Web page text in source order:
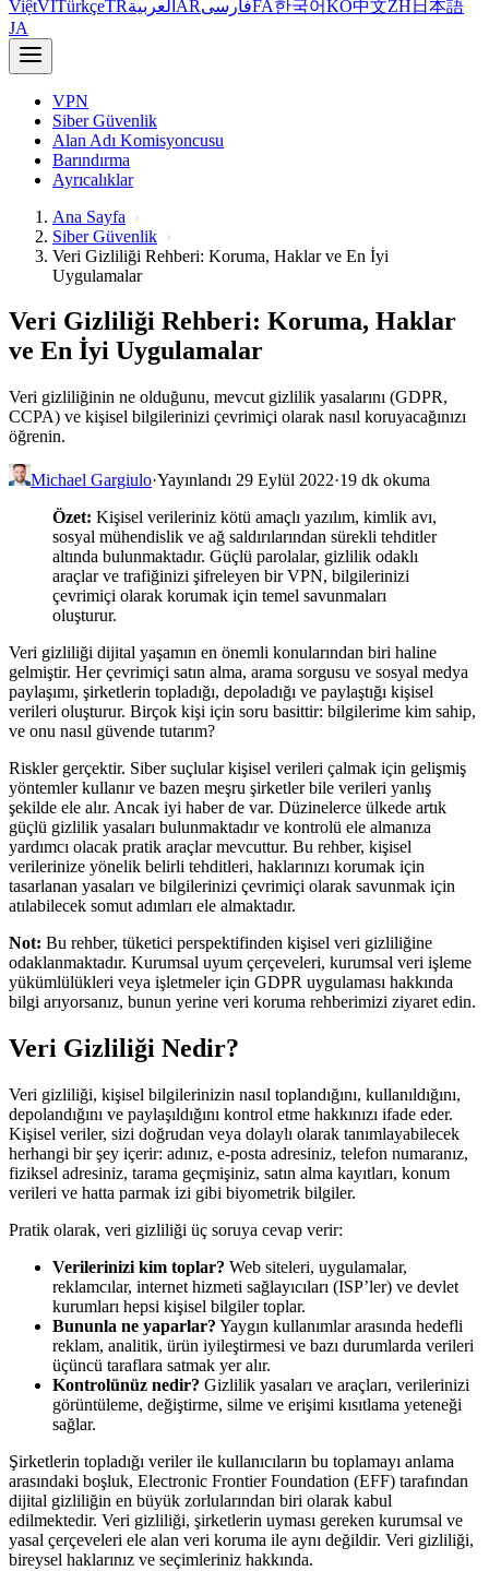
ViệtVITürkçeTRالعربية ARفارسیFA한국어KO中文ZH 日本語
JA
VPN
Siber Güvenlik
Alan Adı Komisyoncusu
Barındırma
Ayrıcalıklar
Ana Sayfa
Siber Güvenlik
Veri Gizliliği Rehberi: Koruma, Haklar ve En İyi
Uygulamalar
Veri Gizliliği Rehberi: Koruma, Haklar
ve En İyi Uygulamalar
Veri gizliliğinin ne olduğunu, mevcut gizlilik yasalarını (GDPR,
CCPA) ve kişisel bilgilerinizi çevrimiçi olarak nasıl koruyacağınızı
öğrenin.
Michael Gargiulo·Yayınlandı 29 Eylül 2022·19 dk okuma
Özet: Kişisel verileriniz kötü amaçlı yazılım, kimlik avı,
sosyal mühendislik ve ağ saldırılarından sürekli tehditler
altında bulunmaktadır. Güçlü parolalar, gizlilik odaklı
araçlar ve trafiğinizi şifreleyen bir VPN, bilgilerinizi
çevrimiçi olarak korumak için temel savunmaları
oluşturur.
Veri gizliliği dijital yaşamın en önemli konularından biri haline
gelmiştir. Her çevrimiçi satın alma, arama sorgusu ve sosyal medya
paylaşımı, şirketlerin topladığı, depoladığı ve paylaştığı kişisel
verileri oluşturur. Birçok kişi için soru basittir: bilgilerime kim sahip,
ve onu nasıl güvende tutarım?
Riskler gerçektir. Siber suçlular kişisel verileri çalmak için gelişmiş
yöntemler kullanır ve bazen meşru şirketler bile verileri yanlış
şekilde ele alır. Ancak iyi haber de var. Düzinelerce ülkede artık
güçlü gizlilik yasaları bulunmaktadır ve kontrolü ele almanıza
yardımcı olacak pratik araçlar mevcuttur. Bu rehber, kişisel
verilerinize yönelik belirli tehditleri, haklarınızı korumak için
tasarlanan yasaları ve bilgilerinizi çevrimiçi olarak savunmak için
atılabilecek somut adımları ele almaktadır.
Not: Bu rehber, tüketici perspektifinden kişisel veri gizliliğine
odaklanmaktadır. Kurumsal uyum çerçeveleri, kurumsal veri işleme
yükümlülükleri veya işletmeler için GDPR uygulaması hakkında
bilgi arıyorsanız, bunun yerine veri koruma rehberimizi ziyaret edin.
Veri Gizliliği Nedir?
Veri gizliliği, kişisel bilgilerinizin nasıl toplandığını, kullanıldığını,
depolandığını ve paylaşıldığını kontrol etme hakkınızı ifade eder.
Kişisel veriler, sizi doğrudan veya dolaylı olarak tanımlayabilecek
herhangi bir şey içerir: adınız, e-posta adresiniz, telefon numaranız,
fiziksel adresiniz, tarama geçmişiniz, satın alma kayıtları, konum
verileri ve hatta parmak izi gibi biyometrik bilgiler.
Pratik olarak, veri gizliliği üç soruya cevap verir:
Verilerinizi kim toplar? Web siteleri, uygulamalar,
reklamcılar, internet hizmeti sağlayıcıları (ISP’ler) ve devlet
kurumları hepsi kişisel bilgiler toplar.
Bununla ne yaparlar? Yaygın kullanımlar arasında hedefli
reklam, analitik, ürün iyileştirmesi ve bazı durumlarda verileri
üçüncü taraflara satmak yer alır.
Kontrolünüz nedir? Gizlilik yasaları ve araçları, verilerinizi
görüntüleme, değiştirme, silme ve erişimi kısıtlama yeteneği
sağlar.
Şirketlerin topladığı veriler ile kullanıcıların bu toplamayı anlama
arasındaki boşluk, Electronic Frontier Foundation (EFF) tarafından
dijital gizliliğin en büyük zorlularından biri olarak kabul
edilmektedir. Veri gizliliği, şirketlerin uyması gereken kurumsal ve
yasal çerçeveleri ele alan veri koruma ile aynı değildir. Veri gizliliği,
bireysel haklarınız ve seçimleriniz hakkında.